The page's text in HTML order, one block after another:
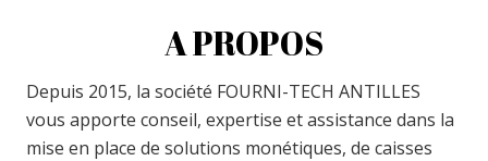
A PROPOS
Depuis 2015, la société FOURNI-TECH ANTILLES
vous apporte conseil, expertise et assistance dans la
mise en place de solutions monétiques, de caisses